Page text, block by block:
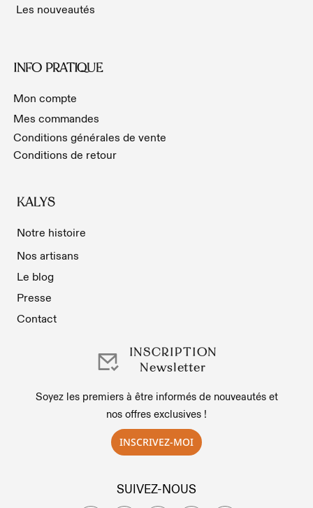
Les nouveautés
INFO PRATIQUE
Mon compte
Mes commandes
Conditions générales de vente
Conditions de retour
KALYS
Notre histoire
Nos artisans
Le blog
Presse
Contact
INSCRIPTION
Newsletter
Soyez les premiers à être informés de nouveautés et
nos offres exclusives !
INSCRIVEZ-MOI
SUIVEZ-NOUS